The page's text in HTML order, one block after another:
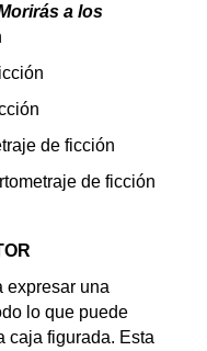
a los
de ficción
de ficción
expresar una
lo que puede
caja figurada. Esta